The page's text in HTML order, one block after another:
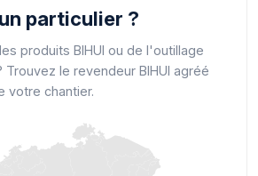
particulier ?
produits BIHUI ou de l'outillage
Trouvez le revendeur BIHUI agréé
votre chantier.